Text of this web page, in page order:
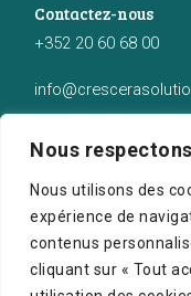
Nous
Nous utilisons des
expérience de
contenus
cliquant sur « Tout
Contactez-nous
+352 20 60 68 00
50 route d’Esch